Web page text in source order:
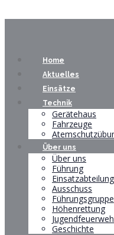
Home
Aktuelles
Einsätze
Technik
Gerätehaus
Fahrzeuge
Über uns
Über uns
Führung
Einsatzabteilung
Ausschuss
Führungsgruppe
Höhenrettung
Geschichte